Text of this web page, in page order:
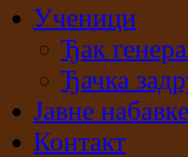
Ученици
Ђак
Ђачка
Јавне набавке
Контакт